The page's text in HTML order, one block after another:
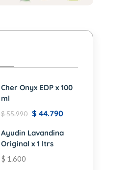
Cher Onyx EDP x 100
ml
$55.990 $ 44.790
Ayudin Lavandina
Original x 1 ltrs
$ 1.600